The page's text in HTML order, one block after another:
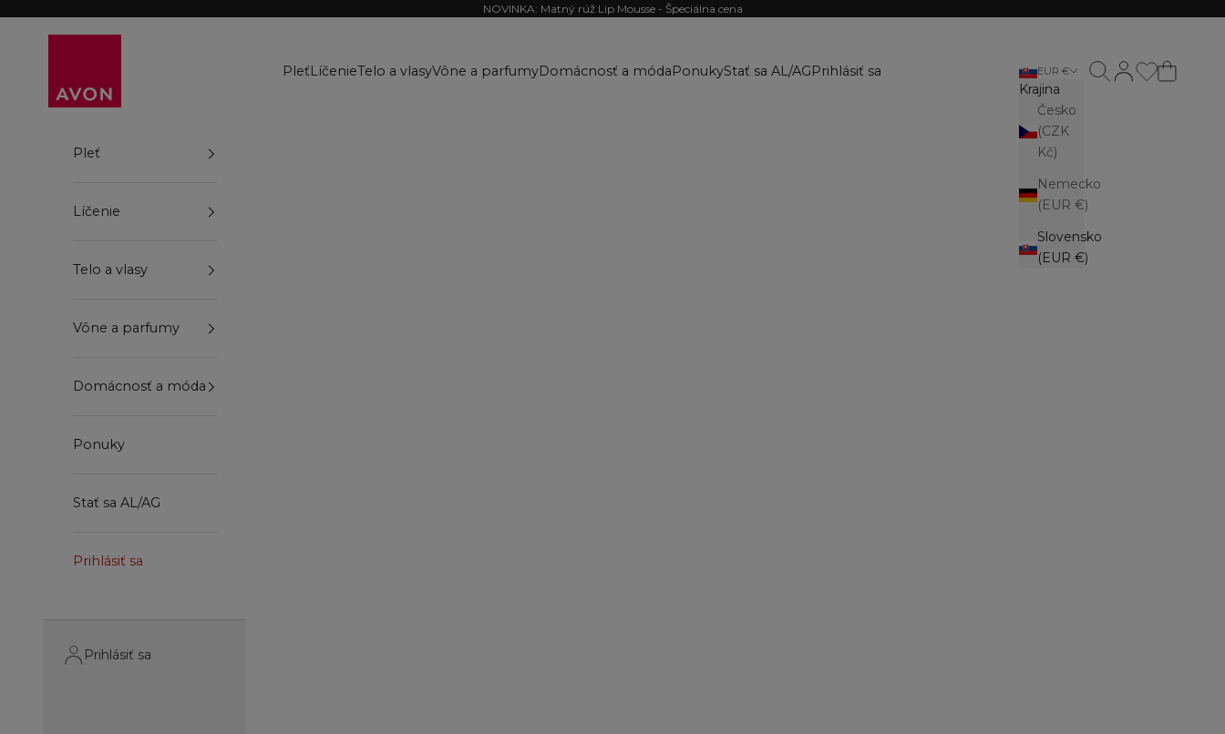
NOVINKA: Matný rúž Lip Mousse - Špeciálna cena
PleťLíčenieTelo a vlasyVône a parfumyDomácnosť a módaPonukyStať sa AL/AGPrihlásiť sa EUR €
Krajina
Česko
(CZK
Kč)
Nemecko
(EUR €)
Slovensko
(EUR €)
Otvoriť stránku
Otvoriť vyhľadávanie
Pleť
Líčenie
Telo a vlasy
Vône a parfumy
Domácnosť a móda
Ponuky
Stať sa AL/AG
Prihlásiť sa
Prihlásiť sa